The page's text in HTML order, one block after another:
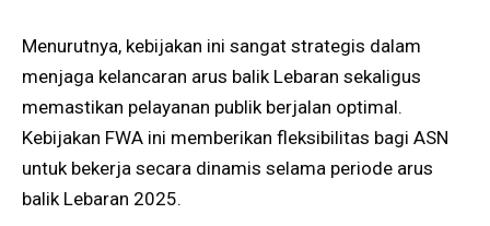
Menurutnya, kebijakan ini sangat strategis dalam
menjaga kelancaran arus balik Lebaran sekaligus
memastikan pelayanan publik berjalan optimal.
Kebijakan FWA ini memberikan fleksibilitas bagi ASN
untuk bekerja secara dinamis selama periode arus
balik Lebaran 2025.